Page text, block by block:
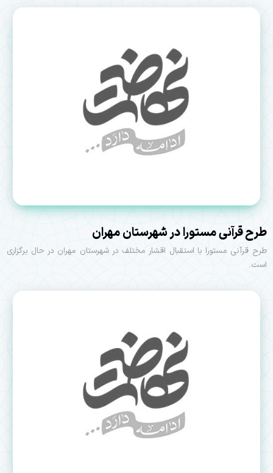
طرح قرآنی مستورا در شهرستان مهران
طرح قرآنی مستورا با استقبال اقشار مختلف در شهرستان مهران در حال برگزاری
است.